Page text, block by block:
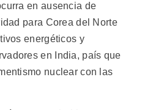
en ausencia de
para Corea del Norte
energéticos y
en India, país que
nuclear con las